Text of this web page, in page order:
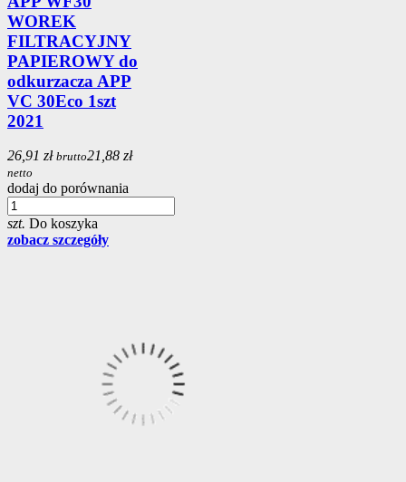
WOREK
FILTRACYJNY
PAPIEROWY do
odkurzacza APP
VC 30Eco 1szt
2021
26,91 zł brutto21,88 zł
netto
dodaj do porównania
szt. Do koszyka
zobacz szczegóły